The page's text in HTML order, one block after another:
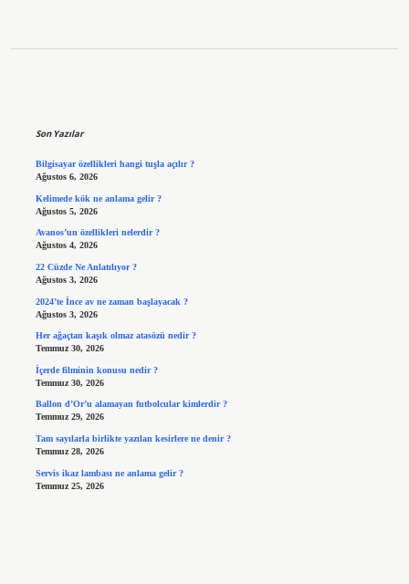
Son Yazılar
Bilgisayar özellikleri hangi tuşla açılır ?
Ağustos 6, 2026
Kelimede kök ne anlama gelir ?
Ağustos 5, 2026
Avanos’un özellikleri nelerdir ?
Ağustos 4, 2026
22 Cüzde Ne Anlatılıyor ?
Ağustos 3, 2026
2024’te İnce av ne zaman başlayacak ?
Ağustos 3, 2026
Her ağaçtan kaşık olmaz atasözü nedir ?
Temmuz 30, 2026
İçerde filminin konusu nedir ?
Temmuz 30, 2026
Ballon d’Or’u alamayan futbolcular kimlerdir ?
Temmuz 29, 2026
Tam sayılarla birlikte yazılan kesirlere ne denir ?
Temmuz 28, 2026
Servis ikaz lambası ne anlama gelir ?
Temmuz 25, 2026